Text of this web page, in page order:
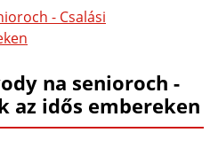
- Csalási
na senioroch -
az idős embereken